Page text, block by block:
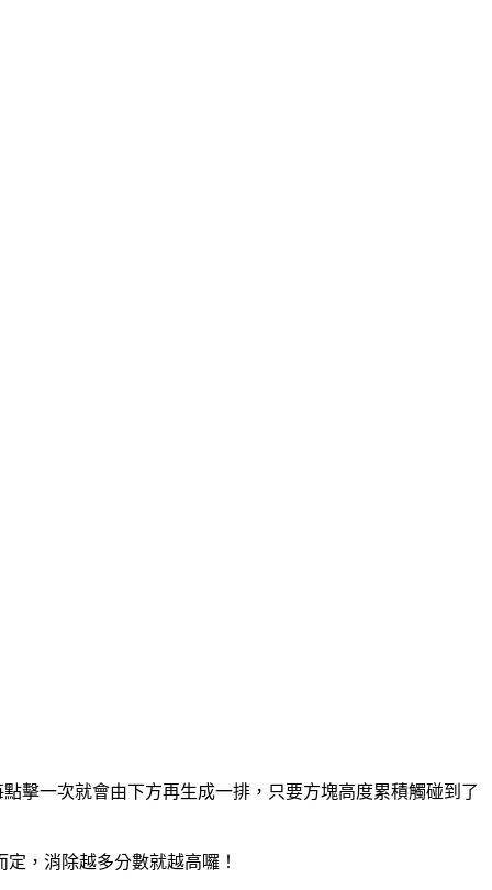
擊一次就會由下方再生成一排，只要方塊高度累積觸碰到了
，消除越多分數就越高囉！